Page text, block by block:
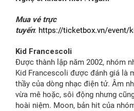
Mua vé trực
tuyến: https://ticketbox.vn/event/
Kid Francescoli
Được thành lập năm 2002, nhóm
Kid Francescoli được đánh giá là
thầy của dòng nhạc điện tử. Âm
vừa mê hoặc, sôi động nhưng
hoài niệm. Moon, bản hit của